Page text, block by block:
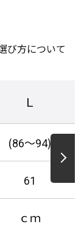
ブラジャー
です。全体的
す。
っている。
び方について
Ｌ
(86～94)
61
ｃｍ